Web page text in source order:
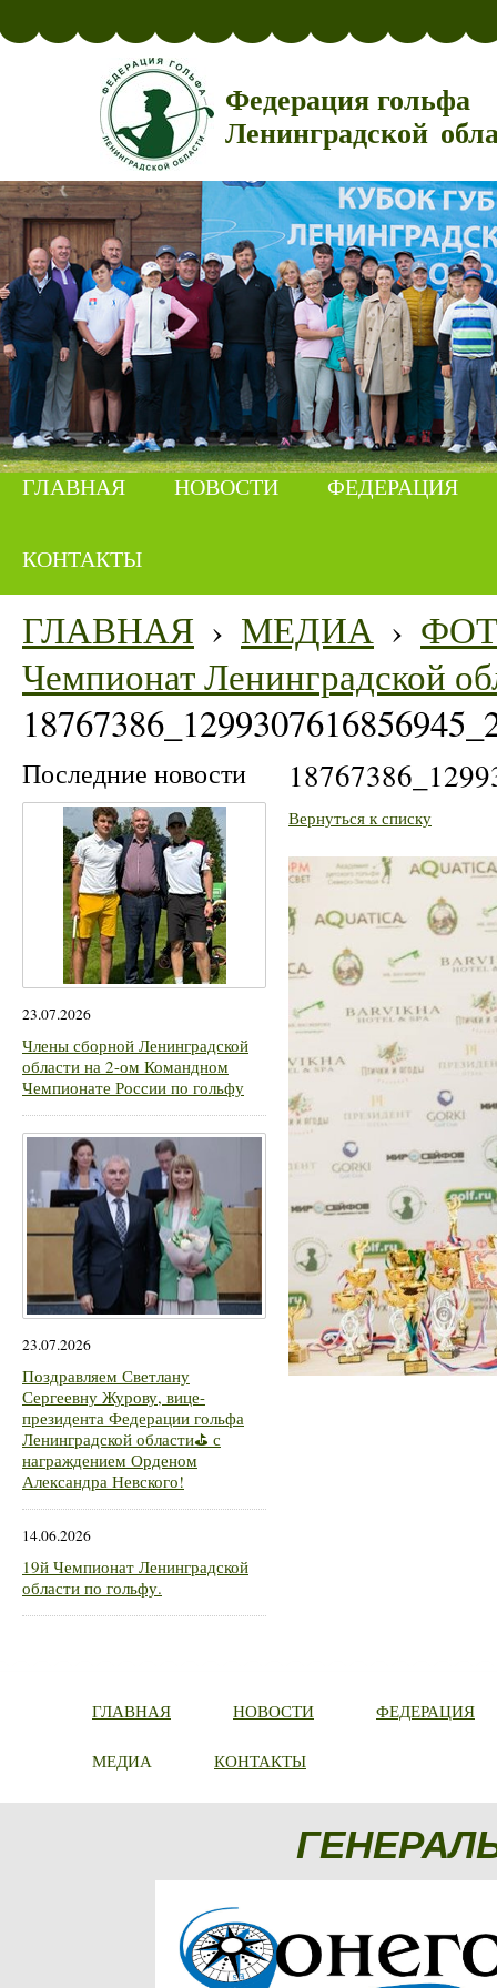
Федерация гольфа
Ленинградской
ГЛАВНАЯ НОВОСТИ ФЕДЕРАЦИЯ
КОНТАКТЫ
ГЛАВНАЯ › МЕДИА ›
Чемпионат Ленинградской
Последние новости
23.07.2026
Члены сборной Ленинградской
области на 2-ом Командном
Чемпионате России по гольфу
23.07.2026
Поздравляем Светлану
Сергеевну Журову, вице-
президента Федерации гольфа
Ленинградской области⛳ с
награждением Орденом
Александра Невского!
14.06.2026
19й Чемпионат Ленинградской
области по гольфу.
Вернуться к списку
ГЛАВНАЯ НОВОСТИ ФЕДЕРАЦИЯ
МЕДИА КОНТАКТЫ